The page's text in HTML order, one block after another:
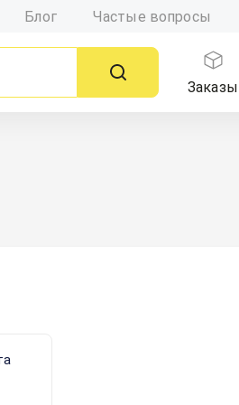
Блог Частые вопросы
Заказы